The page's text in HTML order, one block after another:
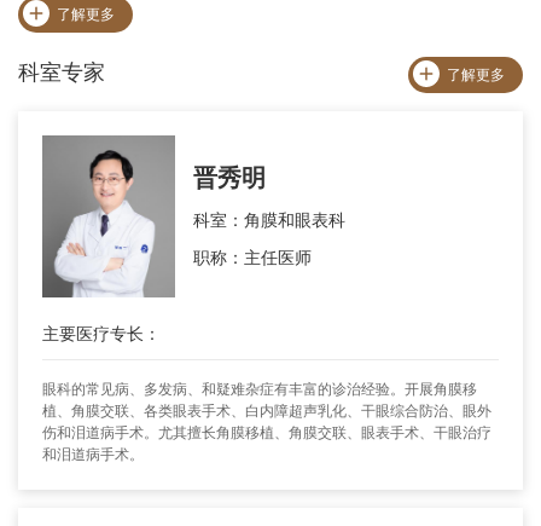
了解更多
科室专家 了解更多
晋秀明
科室：角膜和眼表科
职称：主任医师
主要医疗专长：
眼科的常见病、多发病、和疑难杂症有丰富的诊治经验。开展角膜移
植、角膜交联、各类眼表手术、白内障超声乳化、干眼综合防治、眼外
伤和泪道病手术。尤其擅长角膜移植、角膜交联、眼表手术、干眼治疗
和泪道病手术。